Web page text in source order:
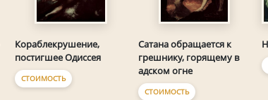
Кораблекрушение,
постигшее Одиссея
СТОИМОСТЬ
Сатана обращается к
грешнику, горящему в
адском огне
СТОИМОСТЬ